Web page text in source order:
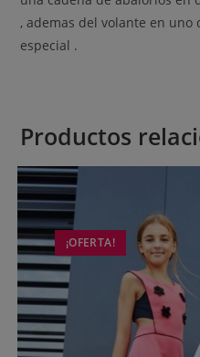
, ademas del volante en
especial .
Productos
¡OFERTA!